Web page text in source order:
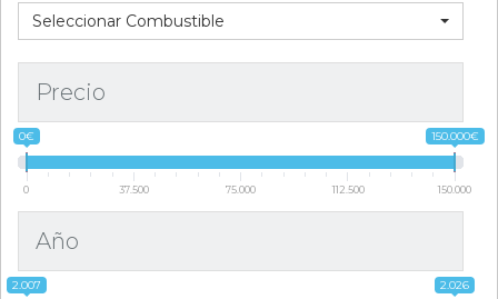
Seleccionar Combustible
Precio
0€ 150.000€
0 37.500 75.000 112.500 150.000
Año
2.007 2.026